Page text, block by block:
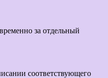
за отдельный
соответствующего